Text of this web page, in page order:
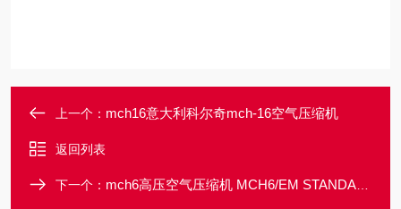
上一个： mch16意大利科尔奇mch-16空气压缩机
返回列表
下一个： mch6高压空气压缩机 MCH6/EM STANDARD